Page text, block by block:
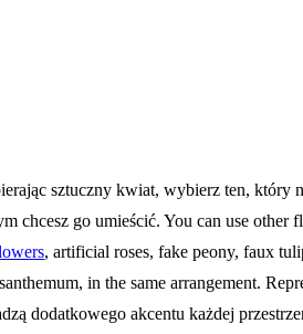
sztuczny kwiat, wybierz ten, który
chcesz go umieścić. You can use other
, artificial roses, fake peony, faux
in the same arrangement.
dodatkowego akcentu każdej